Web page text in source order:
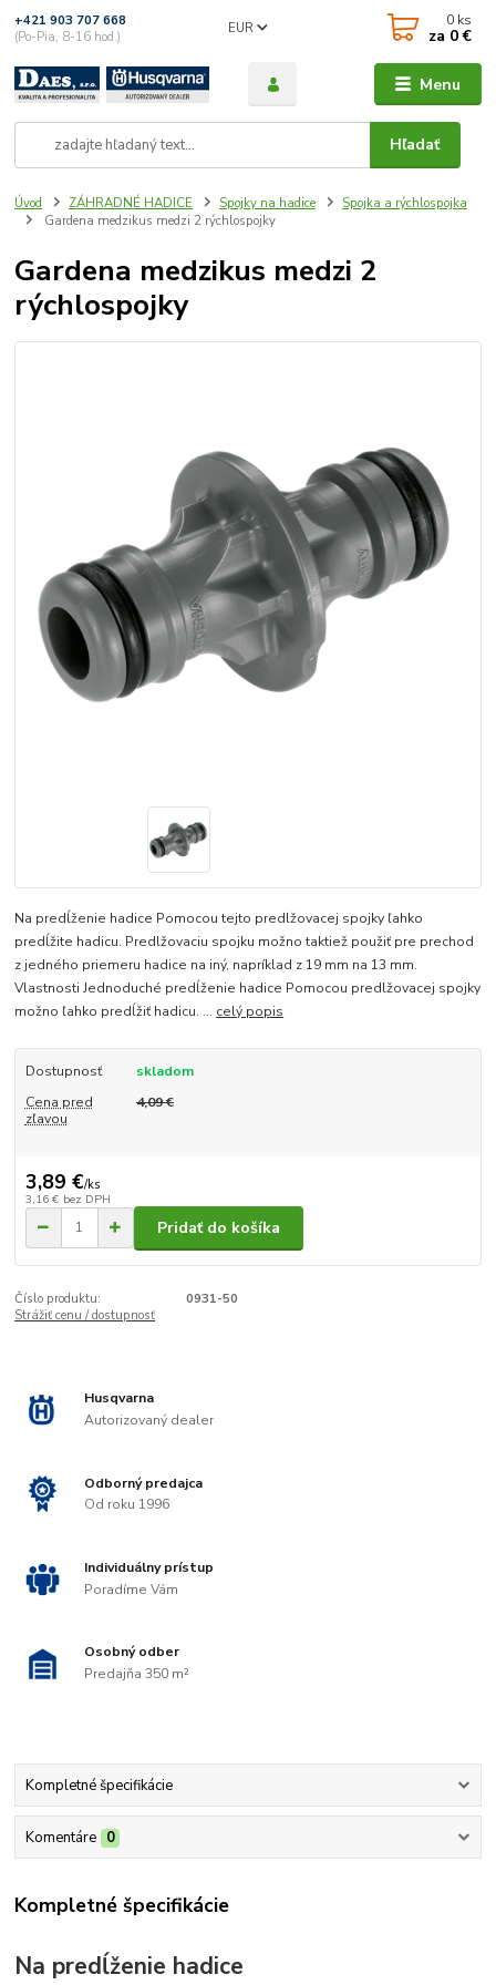
Menu
EUR
Hľadať
+421 903 707 668
(Po-Pia, 8-16 hod.)
0 ks
za 0 €
Úvod ZÁHRADNÉ HADICE Spojky na hadice
Spojka a rýchlospojka
Gardena medzikus medzi 2 rýchlospojky
Gardena medzikus medzi 2
rýchlospojky
Na predĺženie hadice Pomocou tejto predlžovacej spojky ľahko
predĺžite hadicu. Predlžovaciu spojku možno taktiež použiť pre prechod
z jedného priemeru hadice na iný, napríklad z 19 mm na 13 mm.
Vlastnosti Jednoduché predĺženie hadice Pomocou predlžovacej spojky
možno ľahko predĺžiť hadicu. ... celý popis
Dostupnosť
skladom
Cena pred
zľavou
4,09 €
3,89 €/ks
3,16 € bez DPH
Pridať do košíka
Číslo produktu:
0931-50
Strážiť cenu / dostupnosť
Husqvarna
Autorizovaný dealer
Odborný predajca
Od roku 1996
Individuálny prístup
Poradíme Vám
Osobný odber
Predajňa 350 m²
Kompletné špecifikácie
Komentáre 0
Kompletné špecifikácie
Na predĺženie hadice